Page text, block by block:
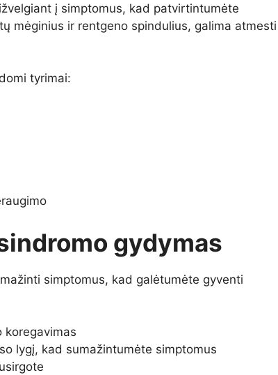
į simptomus, kad patvirtintumėte
mėginius ir rentgeno spindulius, galima atmesti
tyrimai:
gydymas
simptomus, kad galėtumėte gyventi
koregavimas
lygį, kad sumažintumėte simptomus